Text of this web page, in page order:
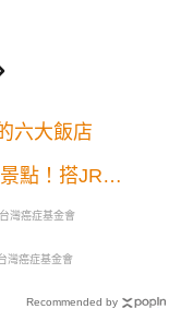
六大飯店
點！搭JR東
灣癌症基金會
灣癌症基金會
Recommended by